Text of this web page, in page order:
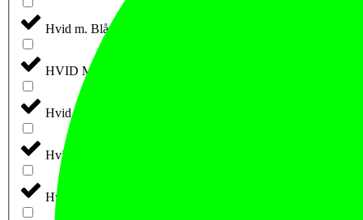
Hvid m. Blå Tryk
HVID M. GULD/GRÅ TRYK
Hvid m. Rød Tryk
Hvid m. Sort Tryk
Hvid/blå